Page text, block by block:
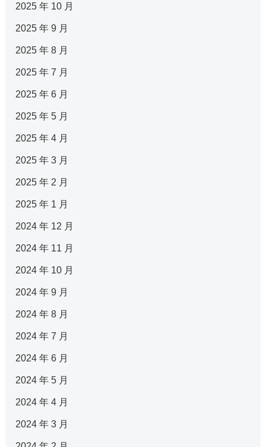
2025 年 10 月
2025 年 9 月
2025 年 8 月
2025 年 7 月
2025 年 6 月
2025 年 5 月
2025 年 4 月
2025 年 3 月
2025 年 2 月
2025 年 1 月
2024 年 12 月
2024 年 11 月
2024 年 10 月
2024 年 9 月
2024 年 8 月
2024 年 7 月
2024 年 6 月
2024 年 5 月
2024 年 4 月
2024 年 3 月